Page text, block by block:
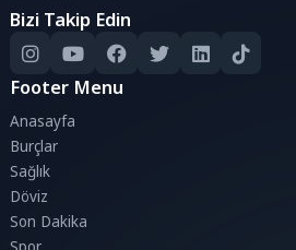
Bizi Takip Edin
Footer Menu
Anasayfa
Burçlar
Sağlık
Döviz
Son Dakika